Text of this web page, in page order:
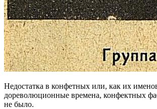
Недостатка в конфетных или, как их
дореволюционные времена, конфектных
не было.